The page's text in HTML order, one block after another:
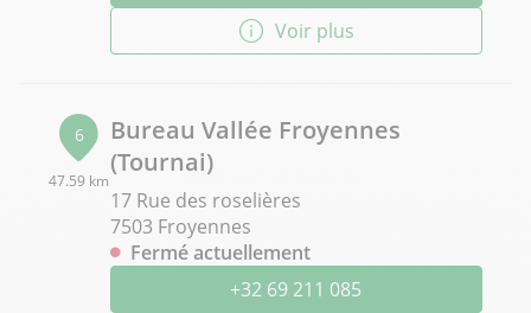
Voir plus
6
47.59 km
Bureau Vallée Froyennes
(Tournai)
17 Rue des roselières
7503 Froyennes
Fermé actuellement
+32 69 211 085